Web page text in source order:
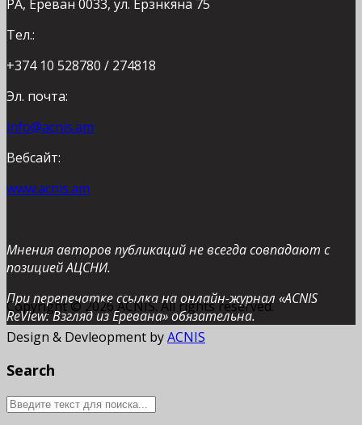
РА, Ереван 0033, ул. Ерзнкяна 75
Тел.:
+374 10 528780 / 274818
Эл. почта:
info@acnis.am
Вебсайт:
www.acnis.am
Мнения авторов публикаций не всегда совпадают с
позицией АЦСНИ.
При перепечатке ссылка на онлайн-журнал «ACNIS
ReView: Взгляд из Еревана» обязательна.
Copyright © 2026 ACNIS. All rights reserved.
Design & Devleopment byACNIS
Search